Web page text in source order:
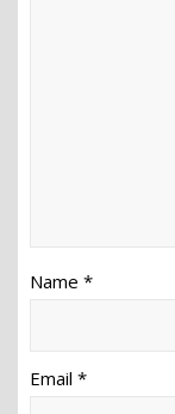
Name *
Email *